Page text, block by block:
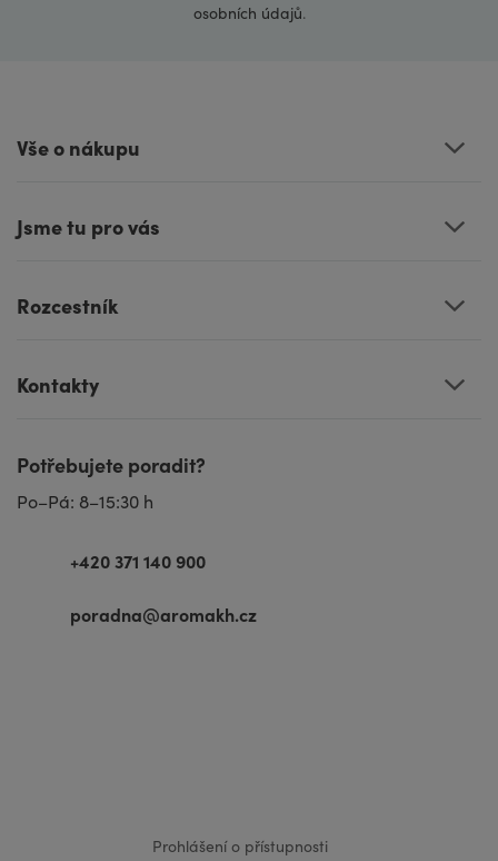
osobních údajů.
Vše o nákupu
Jsme tu pro vás
Rozcestník
Kontakty
Potřebujete poradit?
Po–Pá: 8–15:30 h
+420 371 140 900
poradna@aromakh.cz
Prohlášení o přístupnosti